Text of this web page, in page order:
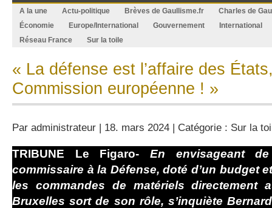
A la une
Actu-politique Brèves de Gaullisme.fr
Charles de
Économie
Europe/International Gouvernement
International
Réseau France
Sur la toile
« La défense est l’affaire des
Commission européenne ! »
Par administrateur | 18. mars 2024 | Catégorie : Sur la
TRIBUNE Le Figaro- En envisageant
commissaire à la Défense, doté d’un budget
les commandes de matériels directement
Bruxelles sort de son rôle, s’inquiète